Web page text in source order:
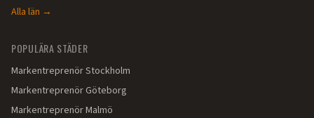
Alla län →
POPULÄRA STÄDER
MarkentreprenörStockholm
MarkentreprenörGöteborg
MarkentreprenörMalmö